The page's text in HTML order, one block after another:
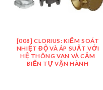
[008] CLORIUS: KIỂM SOÁT
NHIỆT ĐỘ VÀ ÁP SUẤT VỚI
HỆ THÔNG VAN VÀ CẢM
BIẾN TỰ VẬN HÀNH